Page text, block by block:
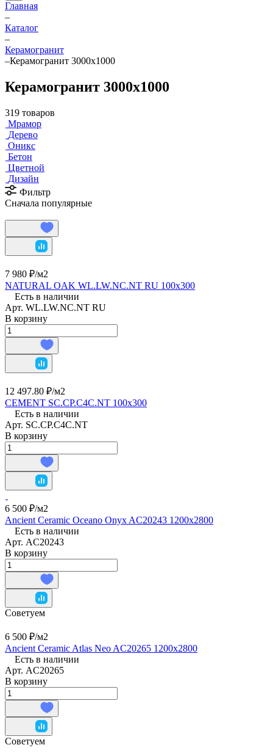
Главная
–
Каталог
–
Керамогранит
–Керамогранит 3000х1000
Керамогранит 3000х1000
319 товаров
Мрамор
Дерево
Оникс
Бетон
Цветной
Дизайн
Фильтр
Сначала популярные
7 980 ₽/м2
NATURAL OAK WL.LW.NC.NT RU 100х300
Есть в наличии
Арт. WL.LW.NC.NT RU
В корзину
12 497.80 ₽/м2
CEMENT SC.CP.C4C.NT 100х300
Есть в наличии
Арт. SC.CP.C4C.NT
В корзину
6 500 ₽/м2
Ancient Ceramic Oceano Onyx AC20243 1200х2800
Есть в наличии
Арт. AC20243
В корзину
Советуем
6 500 ₽/м2
Ancient Ceramic Atlas Neo AC20265 1200х2800
Есть в наличии
Арт. AC20265
В корзину
Советуем